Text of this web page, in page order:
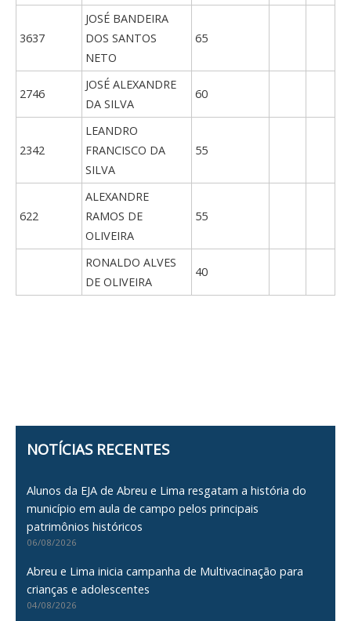
3637
JOSÉ BANDEIRA
DOS SANTOS
NETO
65
2746
JOSÉ ALEXANDRE
DA SILVA
60
2342
LEANDRO
FRANCISCO DA
SILVA
55
622
ALEXANDRE
RAMOS DE
OLIVEIRA
55
RONALDO ALVES
DE OLIVEIRA
40
NOTÍCIAS RECENTES
Alunos da EJA de Abreu e Lima resgatam a história do
município em aula de campo pelos principais
patrimônios históricos
06/08/2026
Abreu e Lima inicia campanha de Multivacinação para
crianças e adolescentes
04/08/2026